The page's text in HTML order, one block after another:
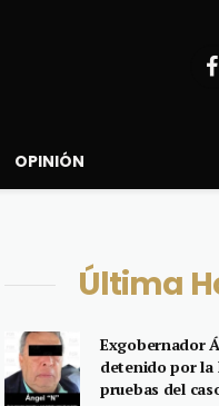
OPINIÓN
Última
Exgobernador
detenido por la
pruebas del